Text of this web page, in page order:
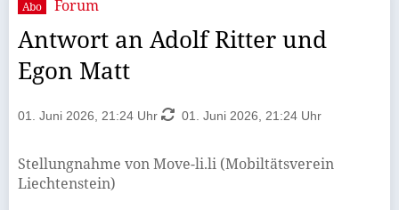
Abo Forum
Antwort an Adolf Ritter und
Egon Matt
01. Juni 2026, 21:24 Uhr 01. Juni 2026, 21:24 Uhr
Stellungnahme von Move-li.li (Mobiltätsverein
Liechtenstein)